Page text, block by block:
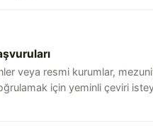
veya resmi kurumlar,
için yeminli çeviri